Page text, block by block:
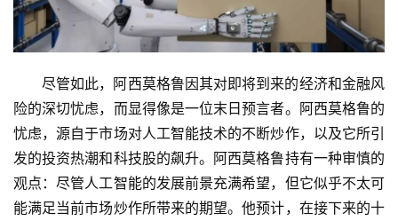
尽管如此，阿西莫格鲁因其对即将到来的经济和金融风
险的深切忧虑，而显得像是一位末日预言者。阿西莫格鲁的
忧虑，源自于市场对人工智能技术的不断炒作，以及它所引
发的投资热潮和科技股的飙升。阿西莫格鲁持有一种审慎的
观点：尽管人工智能的发展前景充满希望，但它似乎不太可
能满足当前市场炒作所带来的期望。他预计，在接下来的十